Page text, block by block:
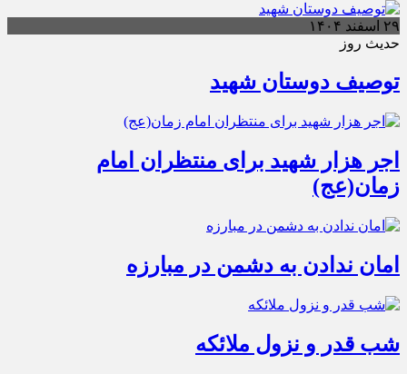
۲۹ اسفند ۱۴۰۴
حدیث روز
توصیف دوستان شهید
اجر هزار شهید برای منتظران امام
زمان(عج)
امان ندادن به دشمن در مبارزه
شب قدر و نزول ملائکه